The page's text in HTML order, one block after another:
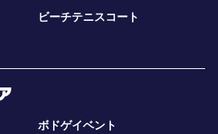
ビーチテニスコート
ボドゲイベント